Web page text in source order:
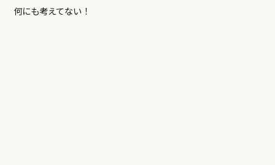
何にも考えてない！